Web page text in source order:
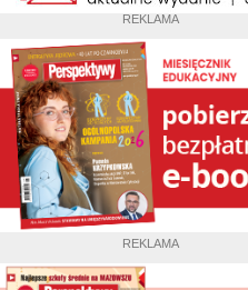
REKLAMA
REKLAMA